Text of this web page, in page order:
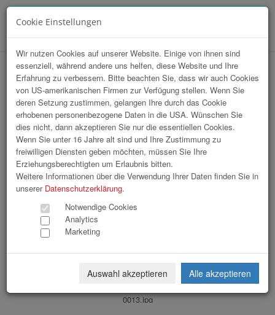
WKOÖ Direktvertrieb / KI Workshop
0013.jpg
Cookie Einstellungen
Wir nutzen Cookies auf unserer Website. Einige von ihnen sind
essenziell, während andere uns helfen, diese Website und Ihre
Erfahrung zu verbessern. Bitte beachten Sie, dass wir auch Cookies
von US-amerikanischen Firmen zur Verfügung stellen. Wenn Sie
deren Setzung zustimmen, gelangen Ihre durch das Cookie
erhobenen personenbezogene Daten in die USA. Wünschen Sie
dies nicht, dann akzeptieren Sie nur die essentiellen Cookies.
Wenn Sie unter 16 Jahre alt sind und Ihre Zustimmung zu
freiwilligen Diensten geben möchten, müssen Sie Ihre
Erziehungsberechtigten um Erlaubnis bitten.
Weitere Informationen über die Verwendung Ihrer Daten finden Sie in
unserer Datenschutzerklärung.
Notwendige Cookies
Analytics
Marketing
Auswahl akzeptieren Alle akzeptieren